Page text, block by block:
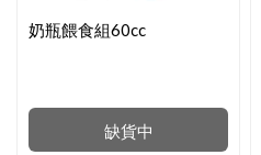
缺貨中
奶瓶餵食組60cc